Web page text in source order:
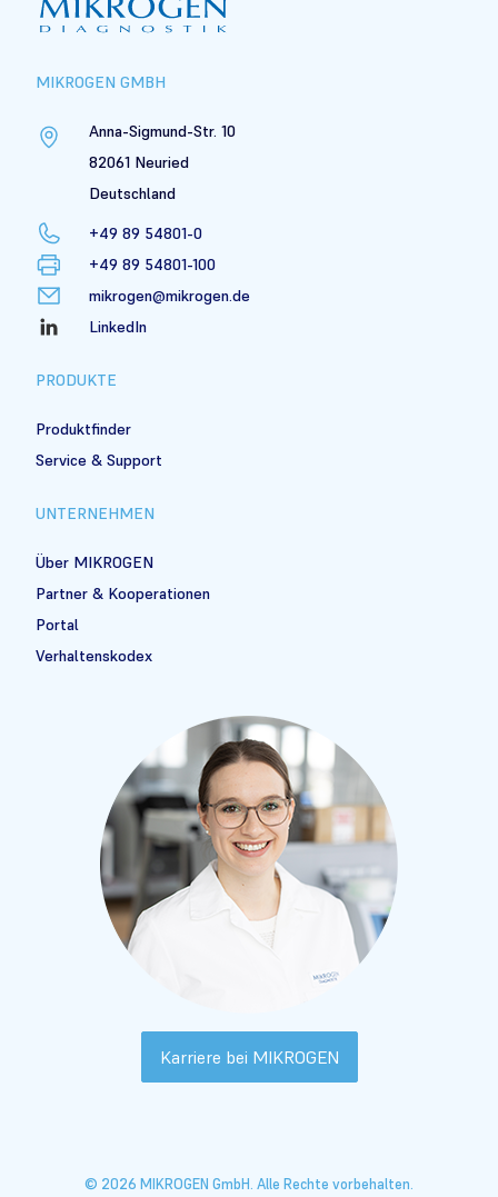
Produktfinder
MIKROGEN GMBH
Anna-Sigmund-Str. 10
82061 Neuried
Deutschland
+49 89 54801-0
+49 89 54801-100
mikrogen@mikrogen.de
LinkedIn
PRODUKTE
Produktfinder
Service & Support
UNTERNEHMEN
Über MIKROGEN
Partner & Kooperationen
Portal
Verhaltenskodex
Karriere bei MIKROGEN
© 2026 MIKROGEN GmbH. Alle Rechte vorbehalten.